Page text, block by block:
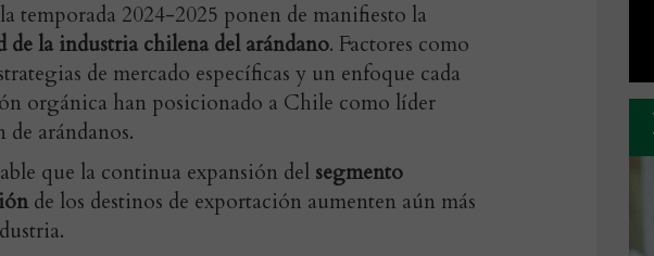
temporada 2024-2025 ponen de manifiesto la
de la industria chilena del arándano. Factores como
de mercado específicas y un enfoque cada
orgánica han posicionado a Chile como líder
arándanos.
que la continua expansión del segmento
de los destinos de exportación aumenten aún más